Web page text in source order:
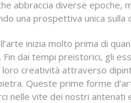
abbraccia diverse epoche,
una prospettiva unica sulla
inizia molto prima di
Fin dai tempi preistorici, gli
loro creatività attraverso
Queste prime forme
nelle vite dei nostri antenati